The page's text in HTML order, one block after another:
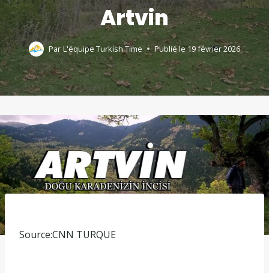
Artvin
Par L'équipe Turkish Time Publié le19 février 2026
Source:CNN TURQUE